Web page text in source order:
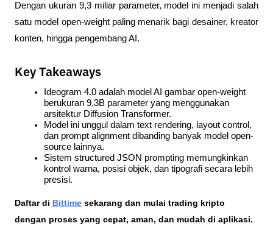
Dengan ukuran 9,3 miliar parameter, model ini menjadi salah
satu model open-weight paling menarik bagi desainer, kreator
konten, hingga pengembang AI.
Key Takeaways
Ideogram 4.0 adalah model AI gambar open-weight
berukuran 9,3B parameter yang menggunakan
arsitektur Diffusion Transformer.
Model ini unggul dalam text rendering, layout control,
dan prompt alignment dibanding banyak model open-
source lainnya.
Sistem structured JSON prompting memungkinkan
kontrol warna, posisi objek, dan tipografi secara lebih
presisi.
Daftar di Bittime sekarang dan mulai trading kripto
dengan proses yang cepat, aman, dan mudah di aplikasi.